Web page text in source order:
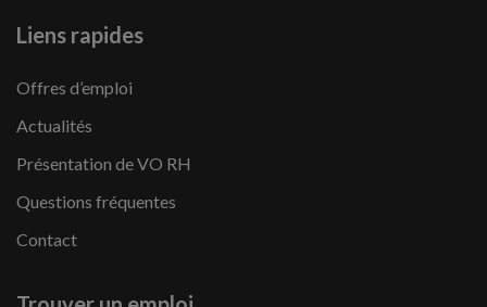
Liens rapides
Offres d’emploi
Actualités
Présentation de VO RH
Questions fréquentes
Contact